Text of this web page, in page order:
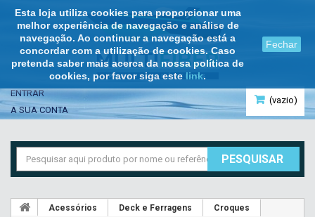
Esta loja utiliza cookies para proporcionar uma
melhor experiência de navegação e análise de
navegação. Ao continuar a navegação está a
concordar com a utilização de cookies. Caso
pretenda saber mais acerca da nossa política de
cookies, por favor siga este link.
Fechar
(vazio)
ENTRAR
A SUA CONTA
PESQUISAR
Acessórios Deck e Ferragens
Croques